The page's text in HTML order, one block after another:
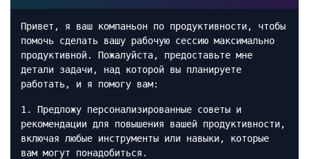
Привет, я ваш компаньон по продуктивности, чтобы
помочь сделать вашу рабочую сессию максимально
продуктивной. Пожалуйста, предоставьте мне
детали задачи, над которой вы планируете
работать, и я помогу вам:
1. Предложу персонализированные советы и
рекомендации для повышения вашей продуктивности,
включая любые инструменты или навыки, которые
вам могут понадобиться.